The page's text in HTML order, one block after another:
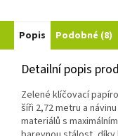
Popis Podobné (8)
Detailní popis
Zelené klíčovací
šíři 2,72 metru a
materiálů s